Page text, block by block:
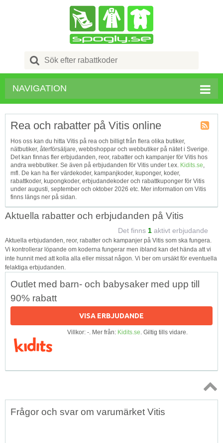
Search
for:
NAVIGATION
RSS
Rea och rabatter på Vitis online
Hos oss kan du hitta Vitis på rea och billigt från flera olika butiker,
nätbutiker, återförsäljare, webbshoppar och webbutiker på nätet i Sverige.
Det kan finnas fler erbjudanden, reor, rabatter och kampanjer för Vitis hos
andra webbutiker. Se även på erbjudanden för Vitis under t.ex. Kidits.se,
mfl. De kan ha fler värdekoder, kampanjkoder, kuponger, koder,
rabattkoder, kupongkoder, erbjudandekoder och rabattkuponger för Vitis
under augusti, september och oktober 2026 etc. Mer information om Vitis
finns längs ner på sidan.
Aktuella rabatter och erbjudanden på Vitis
Det finns 1 aktivt erbjudande
Aktuella erbjudanden, reor, rabatter och kampanjer på Vitis som ska fungera.
Vi kontrollerar löpande om koderna fungerar men ibland kan det hända att vi
inte hunnit med att kolla alla eller missat någon. Vi ber om ursäkt för eventuella
felaktiga erbjudanden.
Outlet med barn- och babysaker med upp till
90% rabatt
VISA ERBJUDANDE
Villkor: -. Mer från: Kidits.se. Giltig tills vidare.
Topp
Frågor och svar om varumärket Vitis